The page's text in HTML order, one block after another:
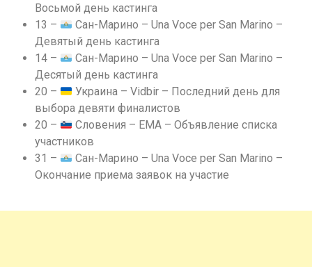
Восьмой день кастинга
13 –
Сан-Марино – Una Voce per San Marino –
Девятый день кастинга
14 –
Сан-Марино – Una Voce per San Marino –
Десятый день кастинга
20 –
Украина – Vidbir – Последний день для
выбора девяти финалистов
20 –
Словения – EMA – Объявление списка
участников
31 –
Сан-Марино – Una Voce per San Marino –
Окончание приема заявок на участие